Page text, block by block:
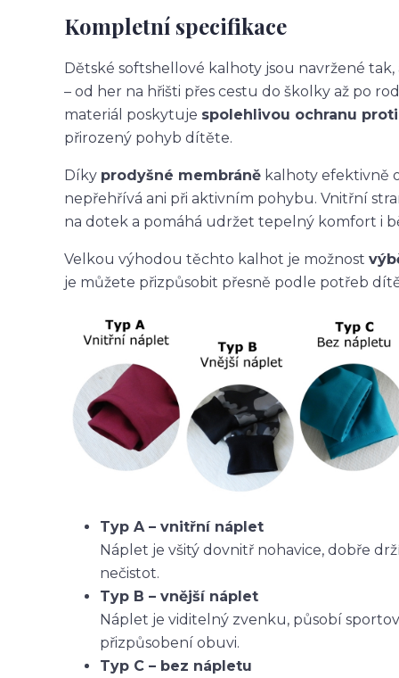
Kompletní specifikace
Dětské softshellové kalhoty jsou navržené
– od her na hřišti přes cestu do školky až po
materiál poskytuje spolehlivou ochranu
přirozený pohyb dítěte.
Díky prodyšné membráně kalhoty efektivně
nepřehřívá ani při aktivním pohybu. Vnitřní
na dotek a pomáhá udržet tepelný komfort i
Velkou výhodou těchto kalhot je možnost
je můžete přizpůsobit přesně podle potřeb
Typ A – vnitřní náplet
Náplet je všitý dovnitř nohavice, dobře
nečistot.
Typ B – vnější náplet
Náplet je viditelný zvenku, působí
přizpůsobení obuvi.
Typ C – bez nápletu